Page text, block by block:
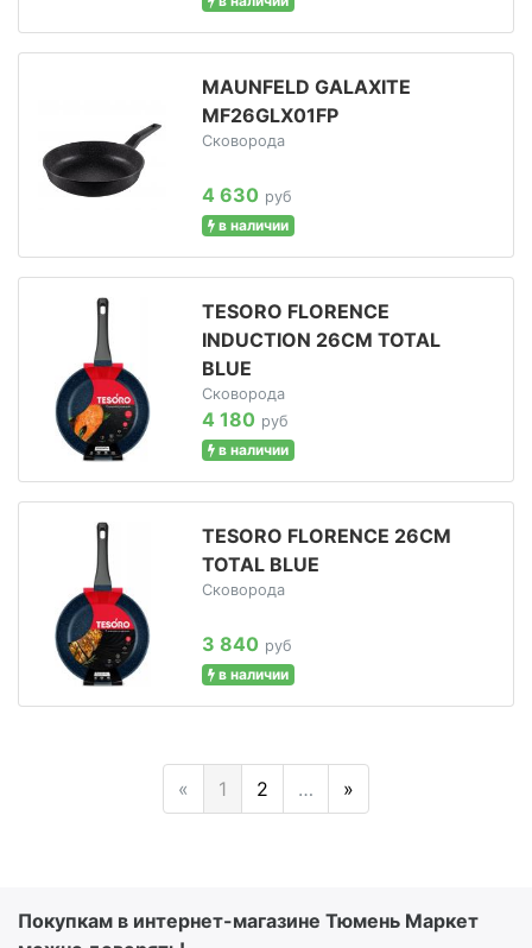
MAUNFELD GALAXITE
MF26GLX01FP
Сковорода
4 630 руб
в наличии
TESORO FLORENCE
INDUCTION 26СМ TOTAL
BLUE
Сковорода
4 180 руб
в наличии
TESORO FLORENCE 26СМ
TOTAL BLUE
Сковорода
3 840 руб
в наличии
« 1 2 … »
Покупкам в интернет-магазине Тюмень Маркет